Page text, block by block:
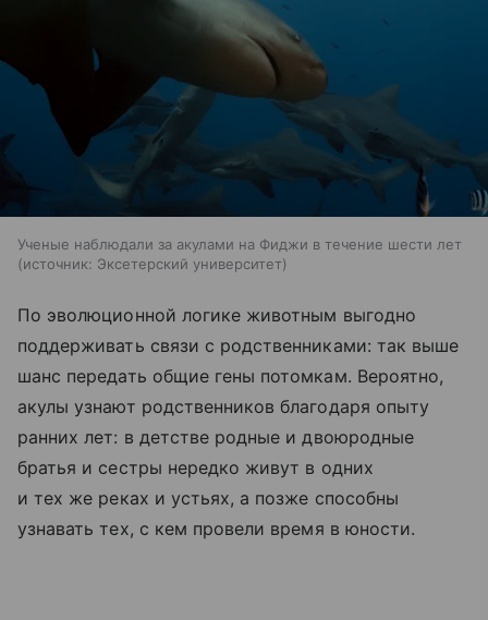
Ученые наблюдали за акулами на Фиджи в течение шести лет
источник: Эксетерский университет
По эволюционной логике животным выгодно
поддерживать связи с родственниками: так выше
шанс передать общие гены потомкам. Вероятно,
акулы узнают родственников благодаря опыту
ранних лет: в детстве родные и двоюродные
братья и сестры нередко живут в одних
и тех же реках и устьях, а позже способны
узнавать тех, с кем провели время в юности.